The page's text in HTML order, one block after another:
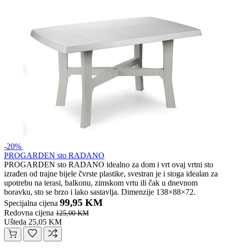
-20%
PROGARDEN sto RADANO
PROGARDEN sto RADANO idealno za dom i vrt ovaj vrtni sto
izrađen od trajne bijele čvrste plastike, svestran je i stoga idealan za
upotrebu na terasi, balkonu, zimskom vrtu ili čak u dnevnom
boravku, sto se brzo i lako sastavlja. Dimenzije 138×88×72.
Specijalna cijena 99,95 KM
Redovna cijena 125,00 KM
Ušteda 25,05 KM